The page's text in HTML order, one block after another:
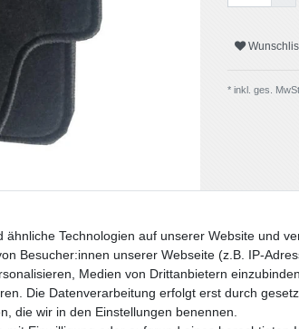
* inkl. ges.
ähnliche Technologien auf unserer Website und
Besucher:innen unserer Webseite (z.B. IP-
Medien von Drittanbietern
Die Datenverarbeitung erfolgt erst durch
die wir in den Einstellungen benennen.